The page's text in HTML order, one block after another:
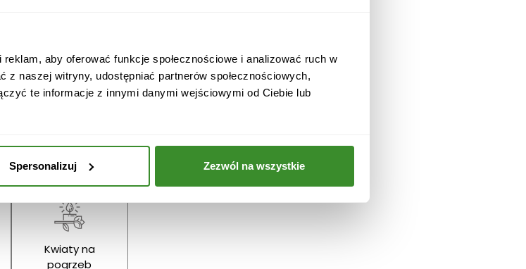
aby oferować funkcje społecznościowe i analizować ruch w
naszej witryny, udostępniać partnerów społecznościowych,
te informacje z innymi danymi wejściowymi od Ciebie lub
Spersonalizuj Zezwól na wszystkie
Boże
Narodzenie
Dzień Babci i
Dziadka
Kwiaty na
pogrzeb